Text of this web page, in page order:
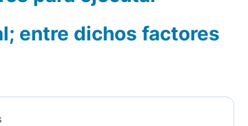
entre dichos factores